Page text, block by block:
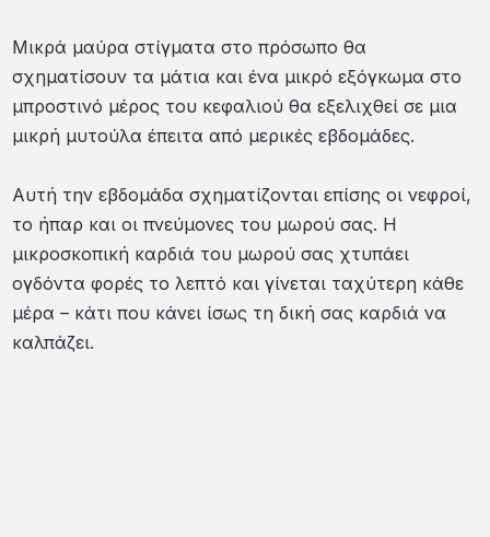
Μικρά μαύρα στίγματα στο πρόσωπο θα
σχηματίσουν τα μάτια και ένα μικρό εξόγκωμα στο
μπροστινό μέρος του κεφαλιού θα εξελιχθεί σε μια
μικρή μυτούλα έπειτα από μερικές εβδομάδες.
Αυτή την εβδομάδα σχηματίζονται επίσης οι νεφροί,
το ήπαρ και οι πνεύμονες του μωρού σας. Η
μικροσκοπική καρδιά του μωρού σας χτυπάει
ογδόντα φορές το λεπτό και γίνεται ταχύτερη κάθε
μέρα – κάτι που κάνει ίσως τη δική σας καρδιά να
καλπάζει.